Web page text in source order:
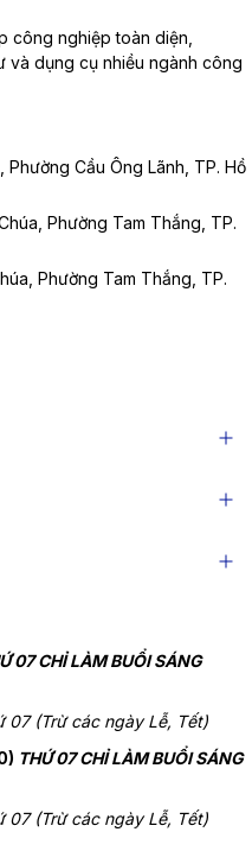
công nghiệp toàn diện,
và dụng cụ nhiều ngành công
Cầu Ông Lãnh, TP. Hồ
Phường Tam Thắng, TP.
Phường Tam Thắng, TP.
07 CHỈ LÀM BUỔI SÁNG
07 (Trừ các ngày Lễ, Tết)
THỨ 07 CHỈ LÀM BUỔI SÁNG
07 (Trừ các ngày Lễ, Tết)